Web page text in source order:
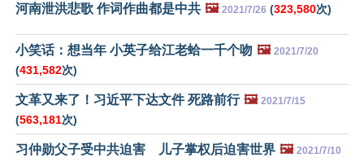
河南泄洪悲歌 作词作曲都是中共 🖼️ 2021/7/26 (323,580次)
小笑话：想当年 小英子给江老蛤一千个吻 🖼️ 2021/7/20
(431,582次)
文革又来了！习近平下达文件 死路前行 🖼️ 2021/7/15
(563,181次)
习仲勋父子受中共迫害 儿子掌权后迫害世界 🖼️ 2021/7/10